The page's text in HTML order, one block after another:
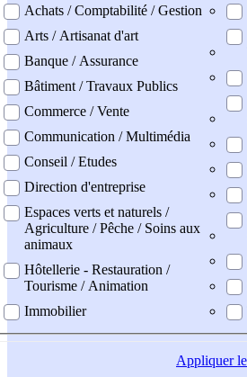
professionel
Achats / Comptabilité / Gestion
Arts / Artisanat d'art
Banque / Assurance
Bâtiment / Travaux Publics
Commerce / Vente
Communication / Multimédia
Conseil / Etudes
Direction d'entreprise
Espaces verts et naturels /
Agriculture / Pêche / Soins aux
animaux
Hôtellerie - Restauration /
Tourisme / Animation
Immobilier
Appliquerle